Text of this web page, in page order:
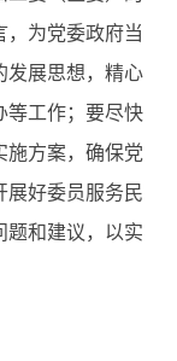
为党委政府当
发展思想，精心
等工作；要尽快
施方案，确保党
展好委员服务民
题和建议，以实